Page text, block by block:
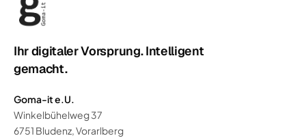
Ihr digitaler Vorsprung. Intelligent
gemacht.
Goma-it e.U.
Winkelbühelweg 37
6751 Bludenz, Vorarlberg